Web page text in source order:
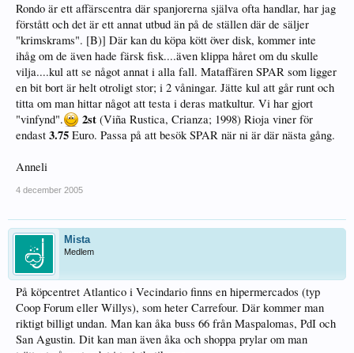
Rondo är ett affärscentra där spanjorerna själva ofta handlar, har jag
förstått och det är ett annat utbud än på de ställen där de säljer
"krimskrams". [B)] Där kan du köpa kött över disk, kommer inte
ihåg om de även hade färsk fisk....även klippa håret om du skulle
vilja....kul att se något annat i alla fall. Mataffären SPAR som ligger
en bit bort är helt otroligt stor; i 2 våningar. Jätte kul att går runt och
titta om man hittar något att testa i deras matkultur. Vi har gjort
"vinfynd".
2st (Viña Rustica, Crianza; 1998) Rioja viner för
endast 3.75 Euro. Passa på att besök SPAR när ni är där nästa gång.
Anneli
4 december 2005
Mista
Medlem
På köpcentret Atlantico i Vecindario finns en hipermercados (typ
Coop Forum eller Willys), som heter Carrefour. Där kommer man
riktigt billigt undan. Man kan åka buss 66 från Maspalomas, PdI och
San Agustin. Dit kan man även åka och shoppa prylar om man